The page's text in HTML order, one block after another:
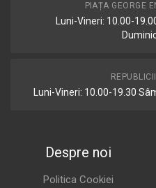
PIAȚA GEORGE
Luni-Vineri: 10.00-
Luni-Vineri: 10.00-19.30
Despre noi
Politica Cookiei